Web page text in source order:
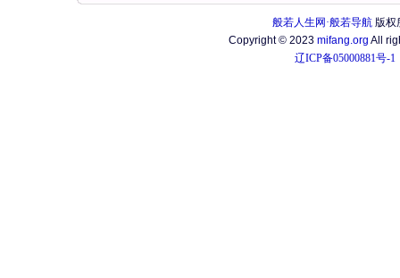
般若人生网·般若导航版权
Copyright © 2023 mifang.org All
辽ICP备05000881号-1